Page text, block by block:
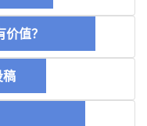
价值？
稿
明